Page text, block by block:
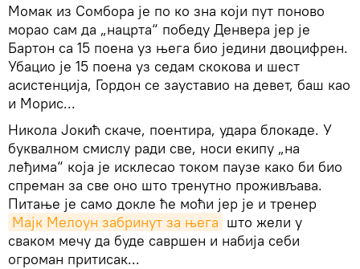
Момак из Сомбора је по ко зна који пут поново
морао сам да „нацрта“ победу Денвера јер је
Бартон са 15 поена уз њега био једини двоцифрен.
Убацио је 15 поена уз седам скокова и шест
асистенција, Гордон се зауставио на девет, баш као
и Морис...
Никола Јокић скаче, поентира, удара блокаде. У
буквалном смислу ради све, носи екипу „на
леђима“ која је исклесао током паузе како би био
спреман за све оно што тренутно проживљава.
Питање је само докле ће моћи јер је и тренер
Мајк Мелоун забринут за њега што жели у
сваком мечу да буде савршен и набија себи
огроман притисак...